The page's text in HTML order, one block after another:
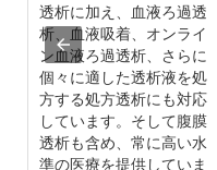
透析に加え、血液ろ過透
析、血液吸着、オンライ
ン血液ろ過透析、さらに
個々に適した透析液を処
方する処方透析にも対応
しています。そして腹膜
透析も含め、常に高い水
準の医療を提供していま